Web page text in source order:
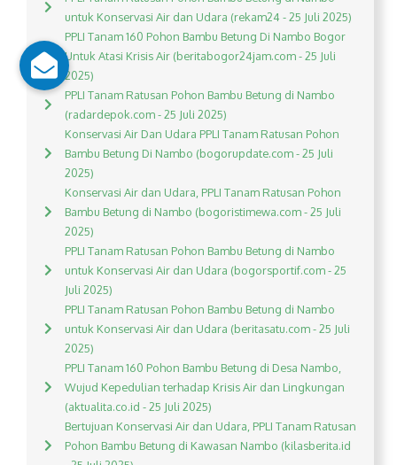
untuk Konservasi Air dan Udara (rekam24 - 25 Juli 2025)
PPLI Tanam 160 Pohon Bambu Betung Di Nambo Bogor
Untuk Atasi Krisis Air (beritabogor24jam.com - 25 Juli
2025)
PPLI Tanam Ratusan Pohon Bambu Betung di Nambo
(radardepok.com - 25 Juli 2025)
Konservasi Air Dan Udara PPLI Tanam Ratusan Pohon
Bambu Betung Di Nambo (bogorupdate.com - 25 Juli
2025)
Konservasi Air dan Udara, PPLI Tanam Ratusan Pohon
Bambu Betung di Nambo (bogoristimewa.com - 25 Juli
2025)
PPLI Tanam Ratusan Pohon Bambu Betung di Nambo
untuk Konservasi Air dan Udara (bogorsportif.com - 25
Juli 2025)
PPLI Tanam Ratusan Pohon Bambu Betung di Nambo
untuk Konservasi Air dan Udara (beritasatu.com - 25 Juli
2025)
PPLI Tanam 160 Pohon Bambu Betung di Desa Nambo,
Wujud Kepedulian terhadap Krisis Air dan Lingkungan
(aktualita.co.id - 25 Juli 2025)
Bertujuan Konservasi Air dan Udara, PPLI Tanam Ratusan
Pohon Bambu Betung di Kawasan Nambo (kilasberita.id